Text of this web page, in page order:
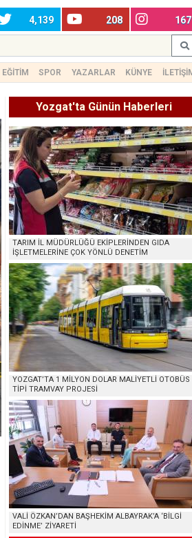
4,139 208 167
EĞİTİM SPOR YAZARLAR KÜNYE
Yozgat'ta Günün Haberleri
TARIM İL MÜDÜRLÜĞÜ EKİPLERİNDEN GIDA
İŞLETMELERİNE ÇOK YÖNLÜ DENETİM
YOZGAT’TA 1 MİLYON DOLAR MALİYETLİ OTOBÜS
TİPİ TRAMVAY PROJESİ
VALİ ÖZKAN’DAN BAŞHEKİM ALBAYRAK’A ‘BİLGİ
EDİNME’ ZİYARETİ